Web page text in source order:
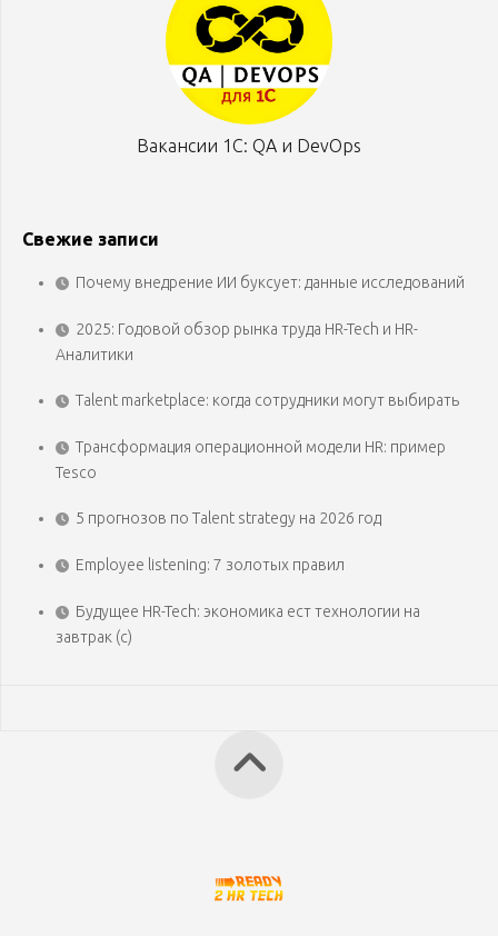
Вакансии 1С: QA и DevOps
Свежие записи
Почему внедрение ИИ буксует: данные исследований
2025: Годовой обзор рынка труда HR-Tech и HR-
Аналитики
Talent marketplace: когда сотрудники могут выбирать
Трансформация операционной модели HR: пример
Tesco
5 прогнозов по Talent strategy на 2026 год
Employee listening: 7 золотых правил
Будущее HR-Tech: экономика ест технологии на
завтрак (с)